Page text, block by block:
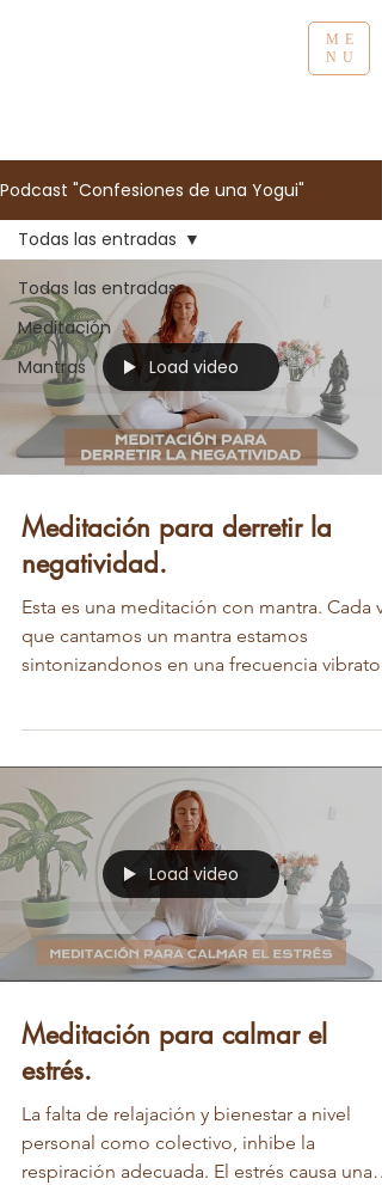
ME
NU
Podcast "Confesiones de una Yogui"
Todas las entradas
Meditación
Mantras
Todas las entradas
Load video
Meditación para derretir la
negatividad.
Esta es una meditación con mantra. Cada
que cantamos un mantra estamos
sintonizandonos en una frecuencia
Load video
Meditación para calmar el
estrés.
La falta de relajación y bienestar a nivel
personal como colectivo, inhibe la
respiración adecuada. El estrés causa una